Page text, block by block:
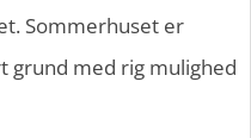
Sommerhuset er
grund med rig mulighed